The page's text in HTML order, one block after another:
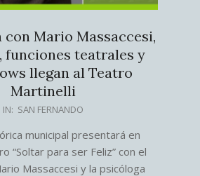
con Mario Massaccesi,
funciones teatrales y
llegan al Teatro
Martinelli
IN: SAN FERNANDO
municipal presentará en
“Soltar para ser Feliz” con el
Massaccesi y la psicóloga